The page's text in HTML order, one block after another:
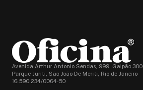
Avenida Arthur Antonio Sendas, 999, Galpão 300
Parque Juriti, São João De Meriti, Rio de Janeiro
16.590.234/0064-50